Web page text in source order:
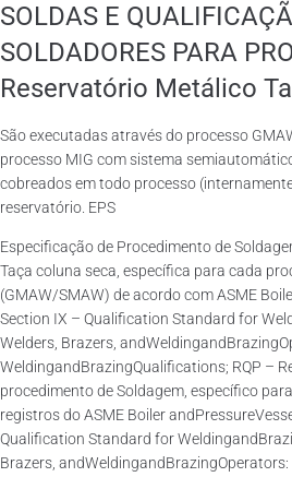
SOLDAS E
SOLDADORES PARA
Reservatório Metálico
São executadas através do processo
processo MIG com sistema
cobreados em todo processo
reservatório. EPS
Especificação de Procedimento de
Taça coluna seca, específica para cada
(GMAW/SMAW) de acordo com ASME
Section IX – Qualification Standard for
Welders, Brazers,
WeldingandBrazingQualifications; RQP –
procedimento de Soldagem, específico
registros do ASME Boiler
Qualification Standard for
Brazers, andWeldingandBrazingOperators: